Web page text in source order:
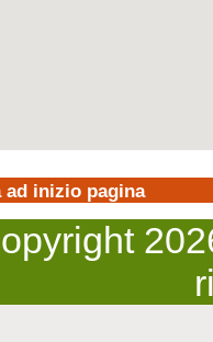
ad inizio pagina